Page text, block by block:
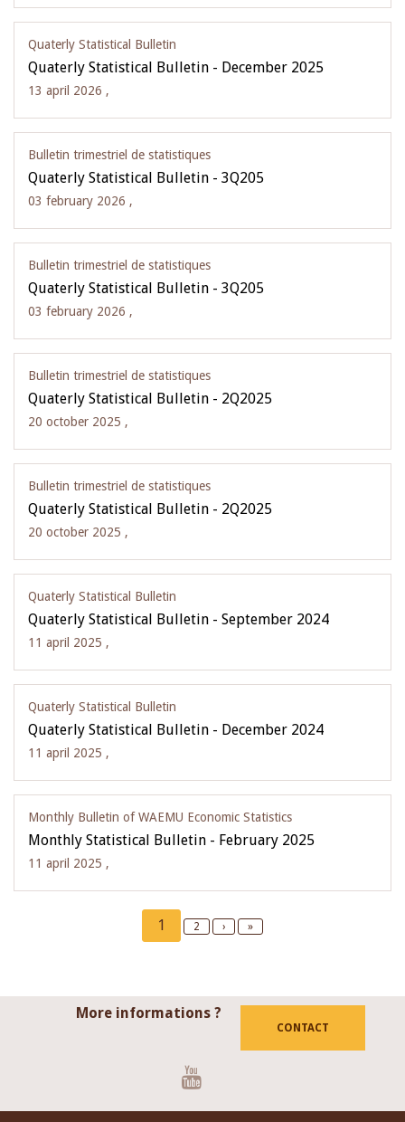
Quaterly Statistical Bulletin
Quaterly Statistical Bulletin - December 2025
13 april 2026 ,
Bulletin trimestriel de statistiques
Quaterly Statistical Bulletin - 3Q205
03 february 2026 ,
Bulletin trimestriel de statistiques
Quaterly Statistical Bulletin - 3Q205
03 february 2026 ,
Bulletin trimestriel de statistiques
Quaterly Statistical Bulletin - 2Q2025
20 october 2025 ,
Bulletin trimestriel de statistiques
Quaterly Statistical Bulletin - 2Q2025
20 october 2025 ,
Quaterly Statistical Bulletin
Quaterly Statistical Bulletin - September 2024
11 april 2025 ,
Quaterly Statistical Bulletin
Quaterly Statistical Bulletin - December 2024
11 april 2025 ,
Monthly Bulletin of WAEMU Economic Statistics
Monthly Statistical Bulletin - February 2025
11 april 2025 ,
Current
page
1 Page
2
Next
›
Last
»
More informations ?
CONTACT